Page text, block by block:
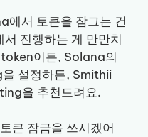
에서 토큰을 잠그는 건
진행하는 게 만만치
이든, Solana의
설정하든, Smithii
을 추천드려요.
큰 잠금을 쓰시겠어